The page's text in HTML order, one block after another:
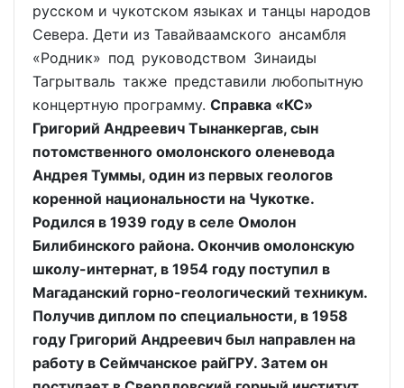
русском и чукотском языках и танцы народов
Севера. Дети из Тавайваамского ансамбля
«Родник» под руководством Зинаиды
Тагрытваль также представили любопытную
концертную программу. Справка «КС»
Григорий Андреевич Тынанкергав, сын
потомственного омолонского оленевода
Андрея Туммы, один из первых геологов
коренной национальности на Чукотке.
Родился в 1939 году в селе Омолон
Билибинского района. Окончив омолонскую
школу-интернат, в 1954 году поступил в
Магаданский горно-геологический техникум.
Получив диплом по специальности, в 1958
году Григорий Андреевич был направлен на
работу в Сеймчанское райГРУ. Затем он